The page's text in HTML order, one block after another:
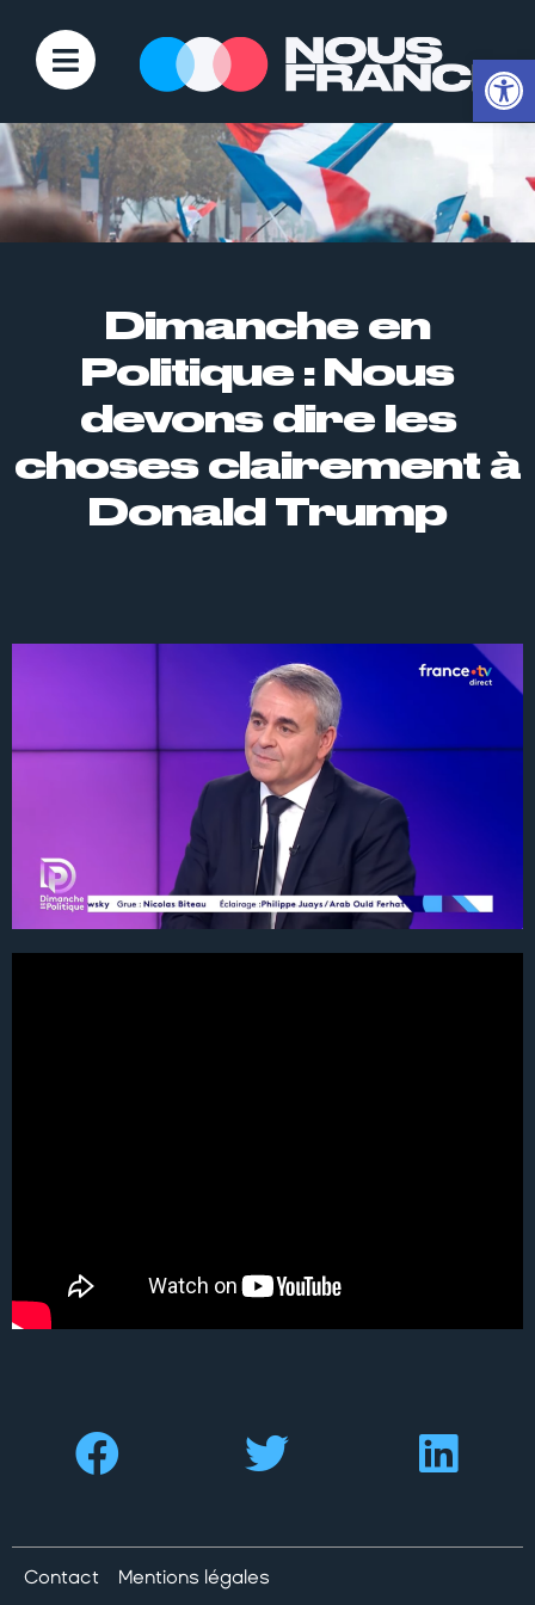
Ouvrir
Dimanche en
Politique : Nous
devons dire les
choses clairement à
Donald Trump
Contact Mentions légales